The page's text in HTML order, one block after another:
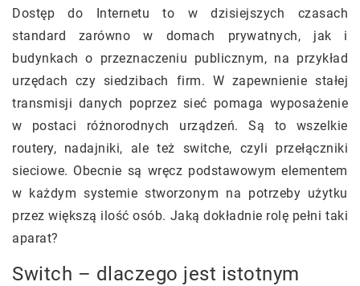
Dostęp do Internetu to w dzisiejszych czasach
standard zarówno w domach prywatnych, jak i
budynkach o przeznaczeniu publicznym, na przykład
urzędach czy siedzibach firm. W zapewnienie stałej
transmisji danych poprzez sieć pomaga wyposażenie
w postaci różnorodnych urządzeń. Są to wszelkie
routery, nadajniki, ale też switche, czyli przełączniki
sieciowe. Obecnie są wręcz podstawowym elementem
w każdym systemie stworzonym na potrzeby użytku
przez większą ilość osób. Jaką dokładnie rolę pełni taki
aparat?
Switch – dlaczego jest istotnym